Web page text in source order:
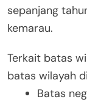
sepanjang
kemarau.
Terkait batas
batas wilayah
Batas